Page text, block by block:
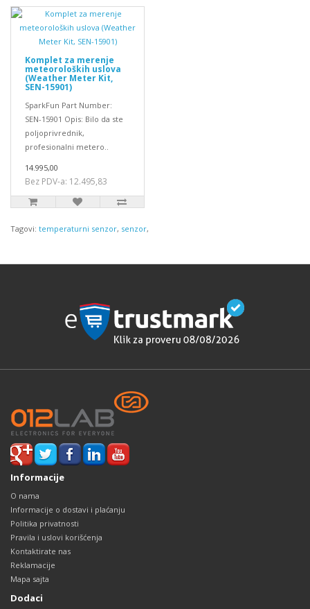
Komplet za merenje
meteoroloških uslova
(Weather Meter Kit,
SEN-15901)
SparkFun Part Number:
SEN-15901 Opis: Bilo da ste
poljoprivrednik,
profesionalni metero..
14.995,00
Bez PDV-a: 12.495,83
Tagovi: temperaturni senzor, senzor,
Informacije
O nama
Informacije o dostavi i plaćanju
Politika privatnosti
Pravila i uslovi korišćenja
Kontaktirate nas
Reklamacije
Mapa sajta
Dodaci